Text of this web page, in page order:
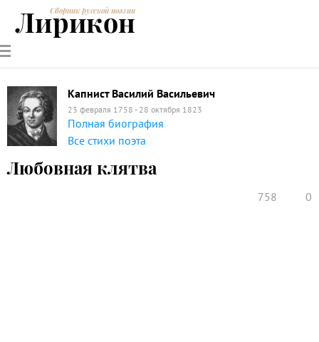
РУССКИЕ
ПОЭТЫ
СОВРЕМЕННИКИЭНЦИКЛОПЕДИЯ
ПОЭЗИИ
Сборник русской поэзии
Лирикон
Капнист Василий Васильевич
23 февраля 1758 - 28 октября 1823
Полная биография
Все стихи поэта
Любовная клятва
758 0